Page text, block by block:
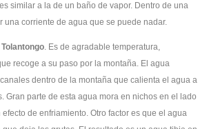
similar a la de un baño de vapor. Dentro de una
corriente de agua que se puede nadar.
Tolantongo. Es de agradable temperatura,
recoge a su paso por la montaña. El agua
dentro de la montaña que calienta el agua a
Gran parte de esta agua mora en nichos en el lado
de enfriamiento. Otro factor es que el agua